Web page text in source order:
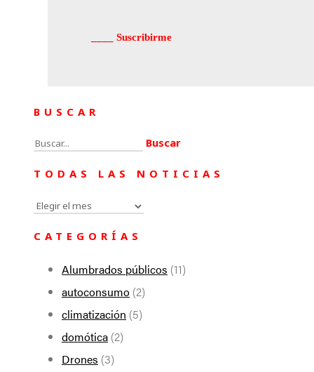
BUSCAR
Buscar:
TODAS LAS NOTICIAS
Todas
CATEGORÍAS
Alumbrados públicos (11)
autoconsumo (2)
climatización (5)
domótica (2)
Drones (3)